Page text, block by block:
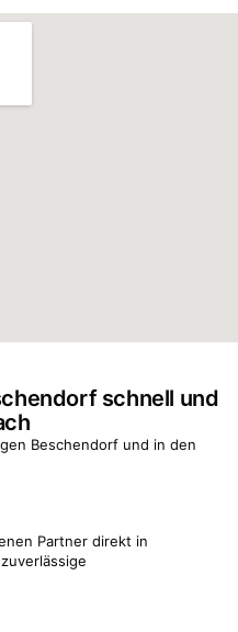
schnell und
Beschendorf und in den
Partner direkt in